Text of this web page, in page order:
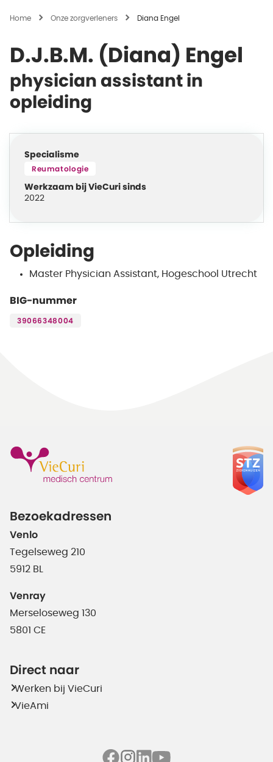
Home Onze zorgverleners Diana Engel
D.J.B.M. (Diana) Engel
physician assistant in
opleiding
Specialisme
Reumatologie
Werkzaam bij VieCuri sinds
2022
Opleiding
Master Physician Assistant, Hogeschool Utrecht
BIG-nummer
39066348004
Bezoekadressen
Venlo
Tegelseweg 210
5912 BL
Venray
Merseloseweg 130
5801 CE
Direct naar
Werken bij VieCuri
VieAmi